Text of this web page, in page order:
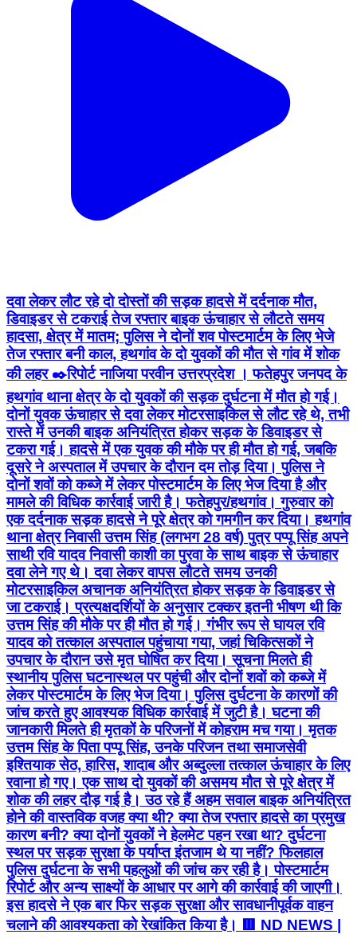
दवा लेकर लौट रहे दो दोस्तों की सड़क हादसे में दर्दनाक मौत,
डिवाइडर से टकराई तेज रफ्तार बाइक ऊंचाहार से लौटते समय
हादसा, क्षेत्र में मातम; पुलिस ने दोनों शव पोस्टमार्टम के लिए भेजे
तेज रफ्तार बनी काल, हथगांव के दो युवकों की मौत से गांव में शोक
की लहर ✒️रिपोर्ट नाजिया परवीन उत्तरप्रदेश । फतेहपुर जनपद के
हथगांव थाना क्षेत्र के दो युवकों की सड़क दुर्घटना में मौत हो गई।
दोनों युवक ऊंचाहार से दवा लेकर मोटरसाइकिल से लौट रहे थे, तभी
रास्ते में उनकी बाइक अनियंत्रित होकर सड़क के डिवाइडर से
टकरा गई। हादसे में एक युवक की मौके पर ही मौत हो गई, जबकि
दूसरे ने अस्पताल में उपचार के दौरान दम तोड़ दिया। पुलिस ने
दोनों शवों को कब्जे में लेकर पोस्टमार्टम के लिए भेज दिया है और
मामले की विधिक कार्रवाई जारी है। फतेहपुर/हथगांव। गुरुवार को
एक दर्दनाक सड़क हादसे ने पूरे क्षेत्र को गमगीन कर दिया। हथगांव
थाना क्षेत्र निवासी उत्तम सिंह (लगभग 28 वर्ष) पुत्र पप्पू सिंह अपने
साथी रवि यादव निवासी काशी का पुरवा के साथ बाइक से ऊंचाहार
दवा लेने गए थे। दवा लेकर वापस लौटते समय उनकी
मोटरसाइकिल अचानक अनियंत्रित होकर सड़क के डिवाइडर से
जा टकराई। प्रत्यक्षदर्शियों के अनुसार टक्कर इतनी भीषण थी कि
उत्तम सिंह की मौके पर ही मौत हो गई। गंभीर रूप से घायल रवि
यादव को तत्काल अस्पताल पहुंचाया गया, जहां चिकित्सकों ने
उपचार के दौरान उसे मृत घोषित कर दिया। सूचना मिलते ही
स्थानीय पुलिस घटनास्थल पर पहुंची और दोनों शवों को कब्जे में
लेकर पोस्टमार्टम के लिए भेज दिया। पुलिस दुर्घटना के कारणों की
जांच करते हुए आवश्यक विधिक कार्रवाई में जुटी है। घटना की
जानकारी मिलते ही मृतकों के परिजनों में कोहराम मच गया। मृतक
उत्तम सिंह के पिता पप्पू सिंह, उनके परिजन तथा समाजसेवी
इश्तियाक सेठ, हारिस, शादाब और अब्दुल्ला तत्काल ऊंचाहार के लिए
रवाना हो गए। एक साथ दो युवकों की असमय मौत से पूरे क्षेत्र में
शोक की लहर दौड़ गई है। उठ रहे हैं अहम सवाल बाइक अनियंत्रित
होने की वास्तविक वजह क्या थी? क्या तेज रफ्तार हादसे का प्रमुख
कारण बनी? क्या दोनों युवकों ने हेलमेट पहन रखा था? दुर्घटना
स्थल पर सड़क सुरक्षा के पर्याप्त इंतजाम थे या नहीं? फिलहाल
पुलिस दुर्घटना के सभी पहलुओं की जांच कर रही है। पोस्टमार्टम
रिपोर्ट और अन्य साक्ष्यों के आधार पर आगे की कार्रवाई की जाएगी।
इस हादसे ने एक बार फिर सड़क सुरक्षा और सावधानीपूर्वक वाहन
चलाने की आवश्यकता को रेखांकित किया है। 🟥 ND NEWS |